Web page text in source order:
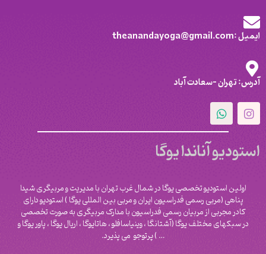
ایمیل :theanandayoga@gmail.com
آدرس: تهران -سعادت آباد
استودیو آناندا یوگا
اولین استودیو تخصصی یوگا در شمال غرب تهران با مدیریت و مربیگری شیدا
پناهی (مربی رسمی فدراسیون ایران و مربی بین المللی یوگا ) استودیو دارای
کادر مجربی از مربیان رسمی فدراسیون با مدارک مربیگری به صورت تخصصی
در سبکهای مختلف یوگا (آشتانگا ، وینیاسافلو ، هاتایوگا ، اریال یوگا ، پاور یوگا و
‌… ) پرتوجو می پذیرد.